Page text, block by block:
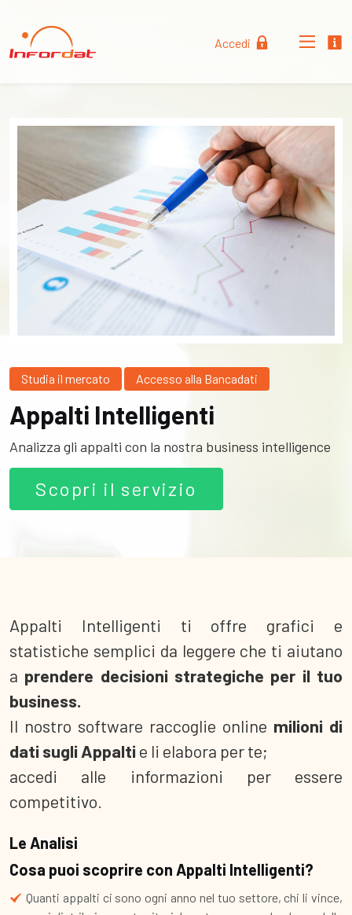
Accedi
Studia il mercato Accesso alla Bancadati
Appalti Intelligenti
Analizza gli appalti con la nostra business intelligence
Scopri il servizio
Appalti Intelligenti ti offre grafici e
statistiche semplici da leggere che ti aiutano
a prendere decisioni strategiche per il tuo
business.
Il nostro software raccoglie online milioni di
dati sugli Appalti e li elabora per te;
accedi alle informazioni per essere
competitivo.
Le Analisi
Cosa puoi scoprire con Appalti Intelligenti?
Quanti appalti ci sono ogni anno nel tuo settore, chi li vince,